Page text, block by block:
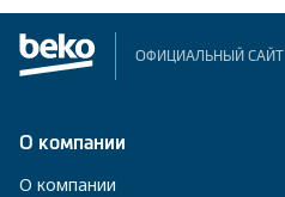
ОФИЦИАЛЬНЫЙ САЙТ
О компании
О компании